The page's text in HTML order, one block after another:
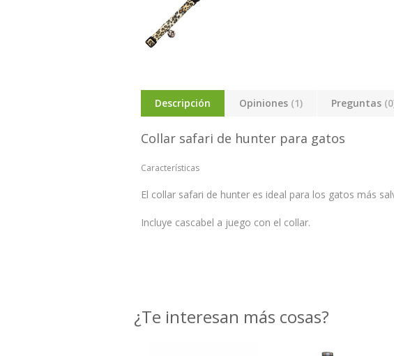
Descripción Opiniones (1) Preguntas
Collar safari de hunter para gatos
Características
El collar safari de hunter es ideal para los gatos más
Incluye cascabel a juego con el collar.
¿Te interesan más cosas?